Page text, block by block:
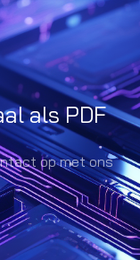
als PDF
op met ons